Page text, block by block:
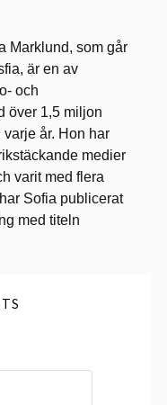
Marklund, som går
är en av
och
över 1,5 miljon
år. Hon har
medier
varit med flera
Sofia publicerat
med titeln